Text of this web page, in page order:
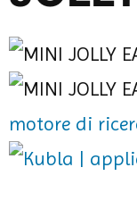
motore di